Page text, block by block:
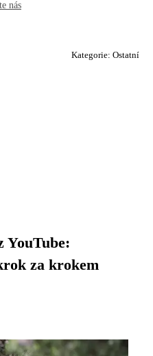
nás
Kategorie: Ostatní
YouTube:
za krokem